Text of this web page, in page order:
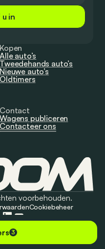
3
in
Kopen
Alle auto’s
Tweedehands auto’s
Nieuwe auto’s
Oldtimers
Contact
Wagens publiceren
Contacteer ons
voorbehouden.
Cookiebeheer